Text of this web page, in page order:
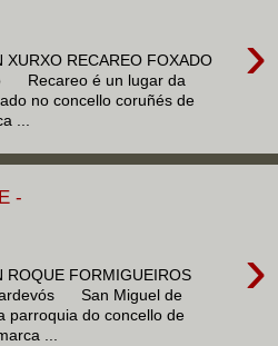
›
XURXO RECAREO FOXADO
Recareo é un lugar da
no concello coruñés de
...
-
›
ROQUE FORMIGUEIROS
San Miguel de
parroquia do concello de
...